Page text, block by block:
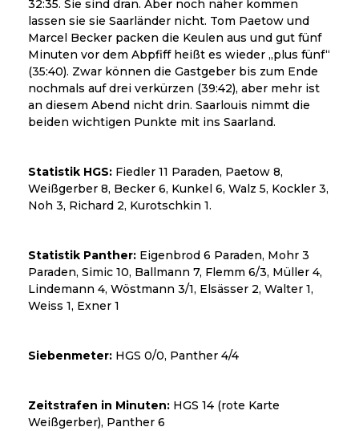
32:35. Sie sind dran. Aber noch näher kommen
lassen sie sie Saarländer nicht. Tom Paetow und
Marcel Becker packen die Keulen aus und gut fünf
Minuten vor dem Abpfiff heißt es wieder „plus fünf“
(35:40). Zwar können die Gastgeber bis zum Ende
nochmals auf drei verkürzen (39:42), aber mehr ist
an diesem Abend nicht drin. Saarlouis nimmt die
beiden wichtigen Punkte mit ins Saarland.
Statistik HGS: Fiedler 11 Paraden, Paetow 8,
Weißgerber 8, Becker 6, Kunkel 6, Walz 5, Kockler 3,
Noh 3, Richard 2, Kurotschkin 1.
Statistik Panther: Eigenbrod 6 Paraden, Mohr 3
Paraden, Simic 10, Ballmann 7, Flemm 6/3, Müller 4,
Lindemann 4, Wöstmann 3/1, Elsässer 2, Walter 1,
Weiss 1, Exner 1
Siebenmeter: HGS 0/0, Panther 4/4
Zeitstrafen in Minuten: HGS 14 (rote Karte
Weißgerber), Panther 6